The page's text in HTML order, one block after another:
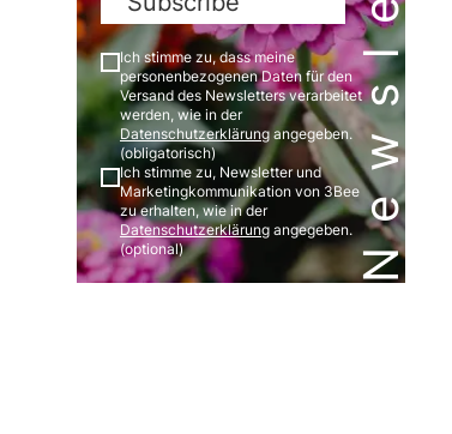
Ich stimme zu, dass meine
personenbezogenen Daten für den
Versand des Newsletters verarbeitet
werden, wie in der
Datenschutzerklärungangegeben.
(obligatorisch)
Ich stimme zu, Newsletter und
Marketingkommunikation von 3Bee
zu erhalten, wie in der
Datenschutzerklärung angegeben.
(optional)